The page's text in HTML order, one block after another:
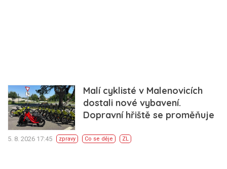
Malí cyklisté v Malenovicích
dostali nové vybavení.
Dopravní hřiště se proměňuje
5. 8. 2026 17:45 zpravy Co se děje ZL